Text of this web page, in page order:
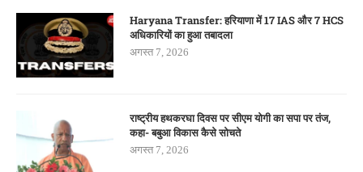
Haryana Transfer: हरियाणा में 17 IAS और 7 HCS
अधिकारियों का हुआ तबादला
अगस्त 7, 2026
राष्ट्रीय हथकरघा दिवस पर सीएम योगी का सपा पर तंज,
कहा- बबुआ विकास कैसे सोचते
अगस्त 7, 2026